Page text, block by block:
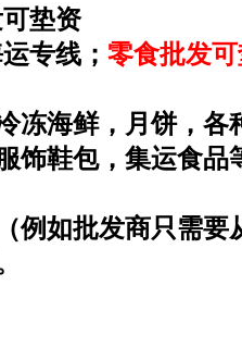
垫资
专线； 零食批发
冻海鲜，月饼，
鞋包，集运食品
例如批发商只需